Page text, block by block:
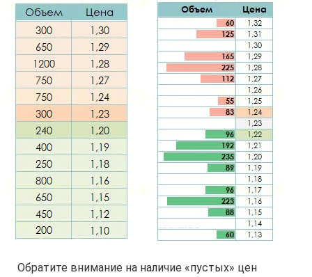
Обратите внимание на наличие «пустых» цен